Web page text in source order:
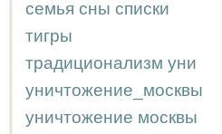
семья сны списки
тигры
традиционализм уни
уничтожение_москвы
уничтожение москвы